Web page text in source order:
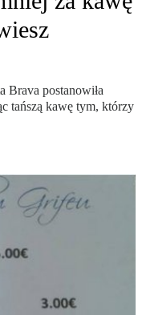
Brava postanowiła
tańszą kawę tym, którzy